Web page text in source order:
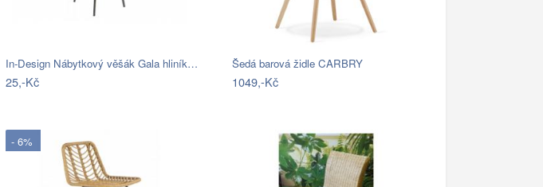
In-Design Nábytkový věšák Gala hliník…
25,-Kč
Šedá barová židle CARBRY
1049,-Kč
- 6%